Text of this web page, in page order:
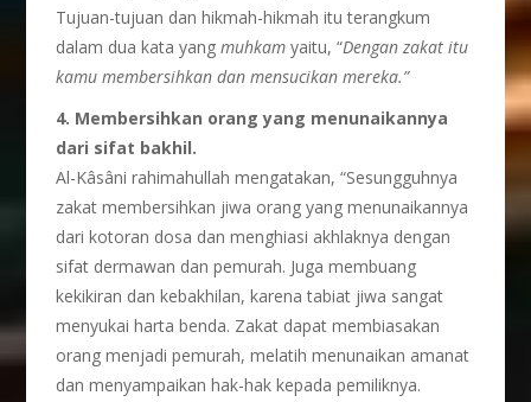
Tujuan-tujuan dan hikmah-hikmah itu terangkum
dalam dua kata yangmuhkam yaitu, “Dengan zakat itu
kamu membersihkan dan mensucikan mereka.”
4. Membersihkan orang yang menunaikannya
dari sifat bakhil.
Al-Kâsâni rahimahullah mengatakan, “Sesungguhnya
zakat membersihkan jiwa orang yang menunaikannya
dari kotoran dosa dan menghiasi akhlaknya dengan
sifat dermawan dan pemurah. Juga membuang
kekikiran dan kebakhilan, karena tabiat jiwa sangat
menyukai harta benda. Zakat dapat membiasakan
orang menjadi pemurah, melatih menunaikan amanat
dan menyampaikan hak-hak kepada pemiliknya.